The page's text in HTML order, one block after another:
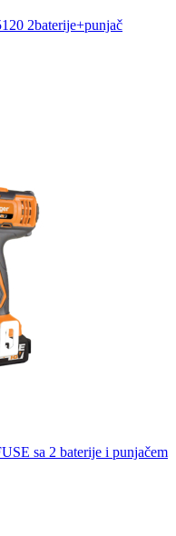
2baterije+punjač
sa 2 baterije i punjačem